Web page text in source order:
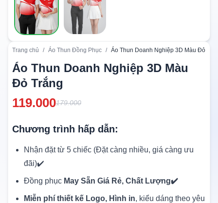
Trang chủ / Áo Thun Đồng Phục / Áo Thun Doanh Nghiệp 3D Màu Đỏ
Áo Thun Doanh Nghiệp 3D Màu
Đỏ Trắng
119.000179.000
Chương trình hấp dẫn:
Nhận đặt từ 5 chiếc (Đặt càng nhiều, giá càng ưu
đãi)✔️
Đồng phục May Sẵn Giá Rẻ, Chất Lượng✔️
Miễn phí thiết kế Logo, Hình in, kiểu dáng theo yêu